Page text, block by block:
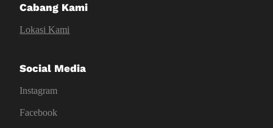
Cabang Kami
Lokasi Kami
Social Media
Instagram
Facebook